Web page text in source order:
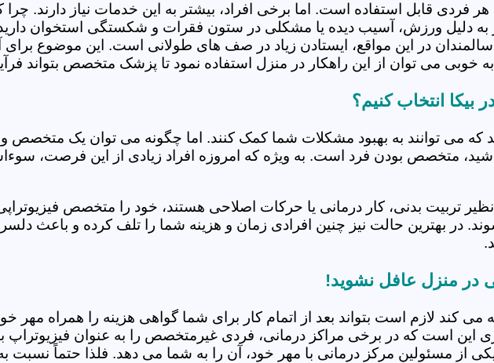
هر فردی قابل استفاده است. اما برخی افراد، بیشتر به این خدمات نیاز دارند.
به دلیل ورزش، آسیب دیده یا مشکلی در ستون فقرات و شکستگی استخوان دارید
سالمندان در این مواقع، ایستادن زیاد در صف های طولانی است. این موضوع برای
خوبی می توان از این راهکار در منزل استفاده نمود تا پزشک متخصص بتواند
انتخاب کنیم؟
که می توانند به بهبود مشکلات شما کمک کنند. اما چگونه می توان یک متخصص
باشید، متخصص بودن فرد است. به ویژه که امروزه افراد زیادی از این فرصت،
تربیت بدنی، کار درمانی یا حرکات اصلاحی هستند، خود را متخصص
در بهترین حالت نیز چنین افرادی زمان و هزینه شما را تلف کرده و باعث
در منزل عافل نشوید!
می کند لازم است بتواند بعد از اتمام کار برای شما گواهی هزینه را همراه مهر
این است که در برخی مراکز درمانی، فردی غیرمتخصص را به عنوان فیزیوتراپ
از مسئولین مرکز درمانی با مهر خود، آن را به شما می دهد. فلذا حتماً نسبت به